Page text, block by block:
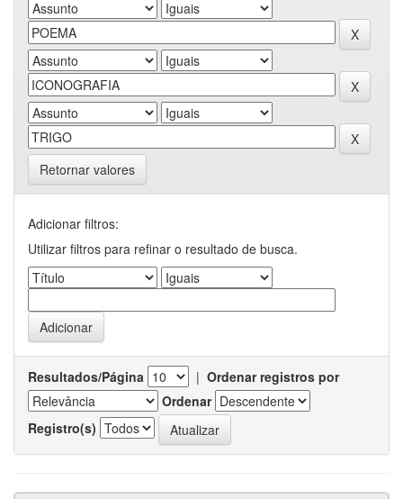
Retornar valores
Adicionar filtros:
Utilizar filtros para refinar o resultado de busca.
Resultados/Página | Ordenar registros por
Ordenar
Registro(s)